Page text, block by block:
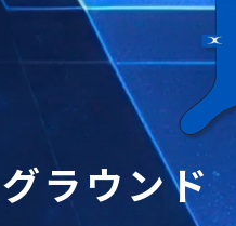
ラウンド